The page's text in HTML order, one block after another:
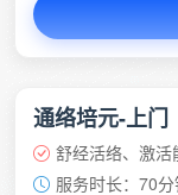
通络培元-上门
舒经活络、激活
服务时长：70分